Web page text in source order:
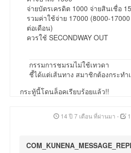
จ่ายบัตรเครดิต 1000 จ่ายสินเชื่อ
รวมค่าใช้จ่าย 17000 (8000-
ต่อเดือน)
ควรใช้ SECONDWAY OUT
กรรมการชมรมไม่ใช้เทวดา
ชี้ได้แต่เส้นทาง สมาชิกต้องกระทำ
กระทู้นี้โดนล็อคเรียบร้อยแล้ว!!
14 ปี 7 เดือน ที่ผ่านมา -